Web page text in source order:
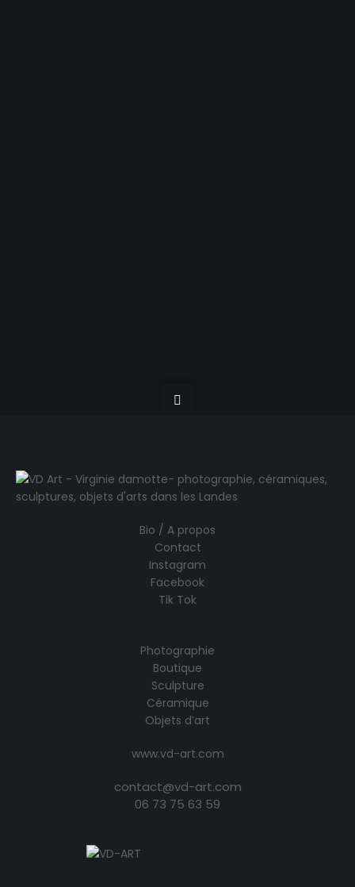
Bio / A propos
Contact
Instagram
Facebook
Tik Tok
Photographie
Boutique
Sculpture
Céramique
Objets d’art
www.vd-art.com
contact@vd-art.com
06 73 75 63 59